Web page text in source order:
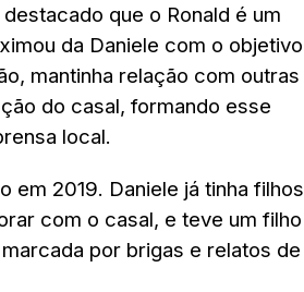
que o Ronald é um
da Daniele com o objetivo
mantinha relação com outras
do casal, formando esse
local.
em 2019. Daniele já tinha filhos
com o casal, e teve um filho
por brigas e relatos de